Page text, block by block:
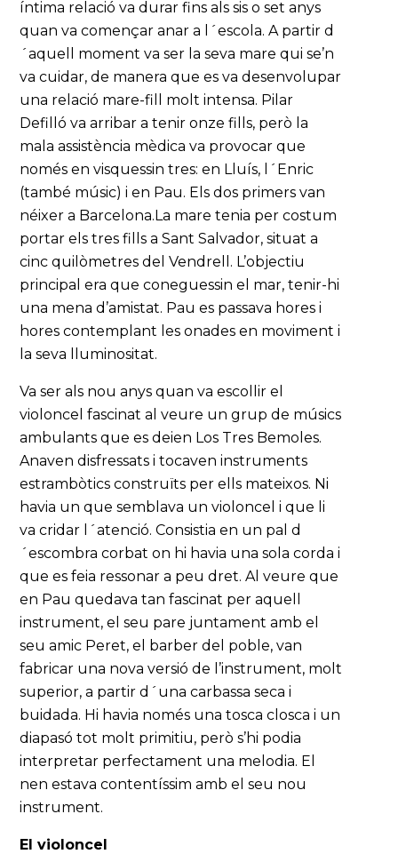
íntima relació va durar fins als sis o set anys
quan va començar anar a l´escola. A partir d
´aquell moment va ser la seva mare qui se’n
va cuidar, de manera que es va desenvolupar
una relació mare-fill molt intensa. Pilar
Defilló va arribar a tenir onze fills, però la
mala assistència mèdica va provocar que
només en visquessin tres: en Lluís, l´Enric
(també músic) i en Pau. Els dos primers van
néixer a Barcelona.La mare tenia per costum
portar els tres fills a Sant Salvador, situat a
cinc quilòmetres del Vendrell. L’objectiu
principal era que coneguessin el mar, tenir-hi
una mena d’amistat. Pau es passava hores i
hores contemplant les onades en moviment i
la seva lluminositat.
Va ser als nou anys quan va escollir el
violoncel fascinat al veure un grup de músics
ambulants que es deien Los Tres Bemoles.
Anaven disfressats i tocaven instruments
estrambòtics construïts per ells mateixos. Ni
havia un que semblava un violoncel i que li
va cridar l´atenció. Consistia en un pal d
´escombra corbat on hi havia una sola corda i
que es feia ressonar a peu dret. Al veure que
en Pau quedava tan fascinat per aquell
instrument, el seu pare juntament amb el
seu amic Peret, el barber del poble, van
fabricar una nova versió de l’instrument, molt
superior, a partir d´una carbassa seca i
buidada. Hi havia només una tosca closca i un
diapasó tot molt primitiu, però s’hi podia
interpretar perfectament una melodia. El
nen estava contentíssim amb el seu nou
instrument.
El violoncel